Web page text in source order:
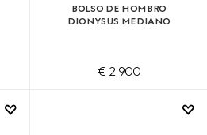
BOLSO DE HOMBRO
DIONYSUS MEDIANO
€ 2.900